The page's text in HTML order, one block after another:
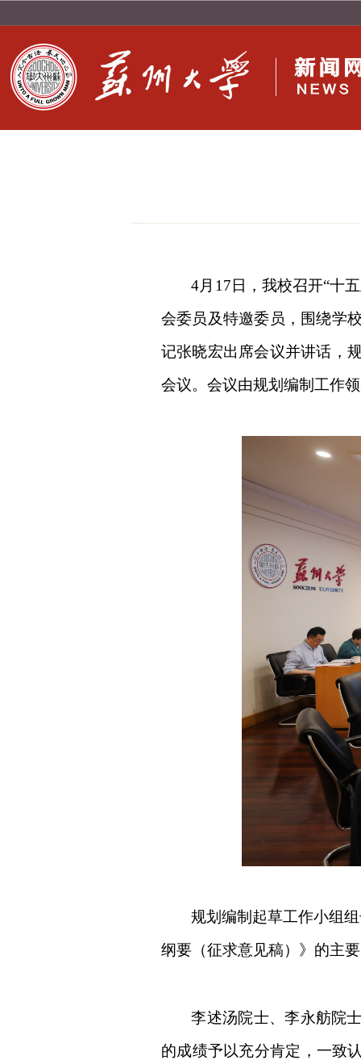
4月17日，我校召开“十
会委员及特邀委员，围绕学
记张晓宏出席会议并讲话，
会议。会议由规划编制工作
规划编制起草工作小组
纲要（征求意见稿）》的主
李述汤院士、李永舫院
的成绩予以充分肯定，一致